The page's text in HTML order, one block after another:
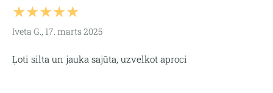
★★★★★
Iveta G., 17. marts 2025
Ļoti silta un jauka sajūta, uzvelkot aproci